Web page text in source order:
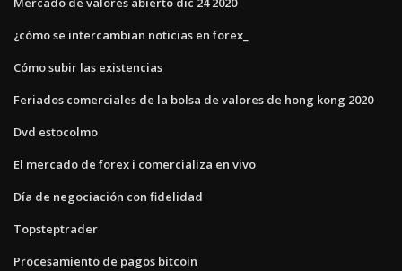
¿cómo se intercambian noticias en forex_
Cómo subir las existencias
Feriados comerciales de la bolsa de valores de hong kong 2020
Dvd estocolmo
El mercado de forex i comercializa en vivo
Día de negociación con fidelidad
Topsteptrader
Procesamiento de pagos bitcoin